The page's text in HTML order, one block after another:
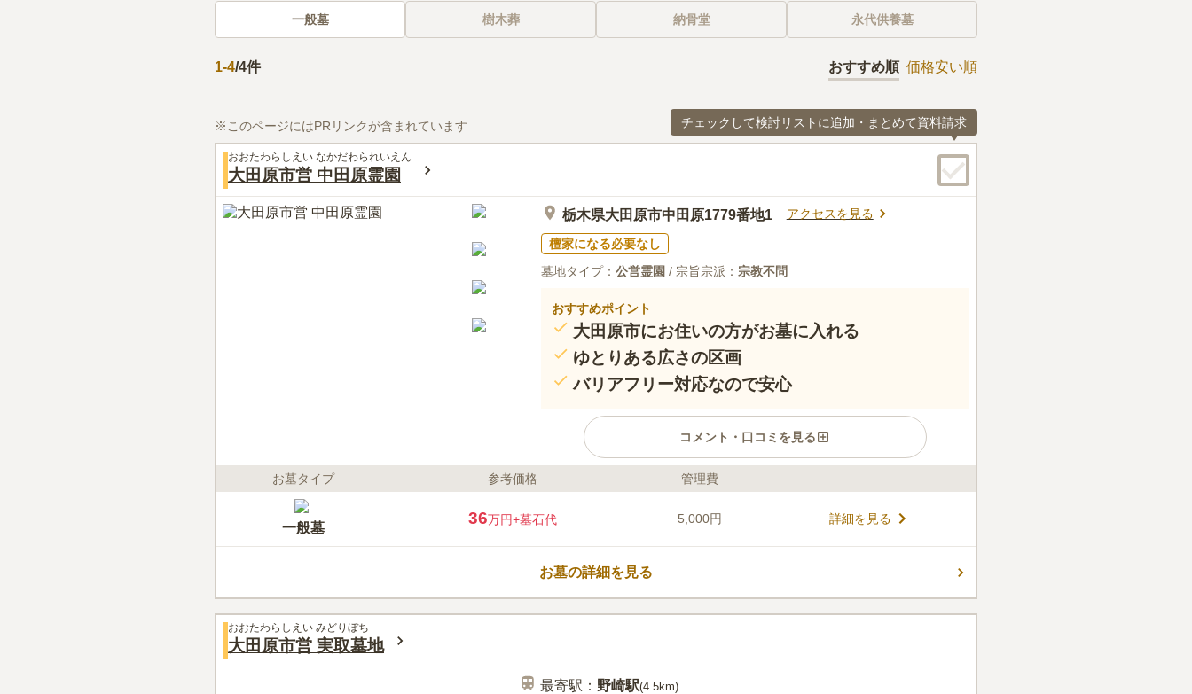
一般墓 樹木葬 納骨堂 永代供養墓
1-4/4件 おすすめ順 価格安い順
※このページにはPRリンクが含まれています チェックして検討リストに追加・まとめて資料請求
おおたわらしえい なかだわられいえん
大田原市営 中田原霊園
栃木県大田原市中田原1779番地1 アクセスを見る
檀家になる必要なし
墓地タイプ： 公営霊園 / 宗旨宗派： 宗教不問
おすすめポイント
大田原市にお住いの方がお墓に入れる
ゆとりある広さの区画
バリアフリー対応なので安心
コメント・口コミを見る
ライフドット編集部のコメント
当たりが良いので、うららかな陽射しを感じながら故人と向き
合うことができます。 区画はゆとりのある広さなので、ご家族
や親せきと一緒に眠れるのも嬉しいポイントです。 トイレや休
憩所があるので、長時間滞在することもできます。 体力に不安
をお持ちの方でも安心です。
近くにあるので、お花やお供え物を前日までに用意して自家用車で持っ
ていく。食事処も法事で使える料亭が近くにあるため大人数でも大丈夫
お墓タイプ 参考価格 管理費
一般墓
36万円+墓石代 5,000円 詳細を見る
お墓の詳細を見る
おおたわらしえい みどりぼち
大田原市営 実取墓地
最寄駅： 野崎駅(4.5km)